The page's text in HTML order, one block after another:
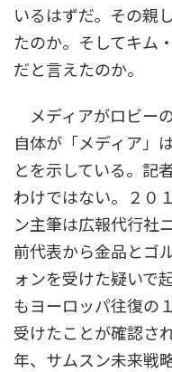
いるはずだ。その親
たのか。そしてキム
だと言えたのか。
メディアがロビー
自体が「メディア」
とを示している。記
わけではない。２０
ン主筆は広報代行社
前代表から金品とゴ
ォンを受けた疑いで
もヨーロッパ往復の
受けたことが確認さ
年、サムスン未来戦